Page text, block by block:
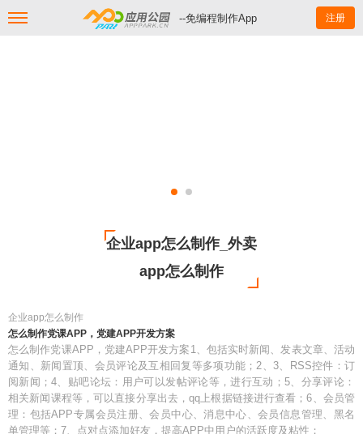
--免编程制作App 注册
企业app怎么制作_外卖
app怎么制作
企业app怎么制作
怎么制作党课APP，党建APP开发方案
怎么制作党课APP，党建APP开发方案1、包括实时新闻、发表文章、活动
通知、新闻置顶、会员评论及互相回复等多项功能；2、3、RSS控件：订
阅新闻；4、贴吧论坛：用户可以发帖评论等，进行互动；5、分享评论：
相关新闻课程等，可以直接分享出去，qq上根据链接进行查看；6、会员管
理：包括APP专属会员注册、会员中心、消息中心、会员信息管理、黑名
单管理等；7、点对点添加好友，提高APP中用户的活跃度及粘性；